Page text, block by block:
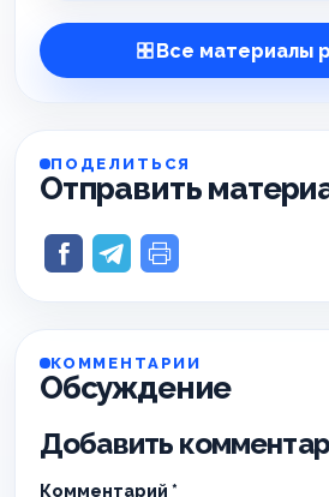
Все материалы
ПОДЕЛИТЬСЯ
Отправить
КОММЕНТАРИИ
Обсуждение
Добавить
Комментарий *